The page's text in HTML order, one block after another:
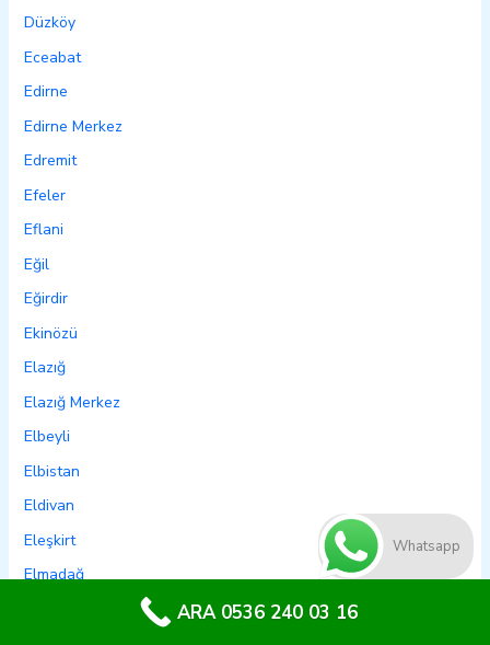
Düzköy
Eceabat
Edirne
Edirne Merkez
Edremit
Efeler
Eflani
Eğil
Eğirdir
Ekinözü
Elazığ
Elazığ Merkez
Elbeyli
Elbistan
Eldivan
Eleşkirt
Elmadağ
Whatsapp
ARA 0536 240 03 16